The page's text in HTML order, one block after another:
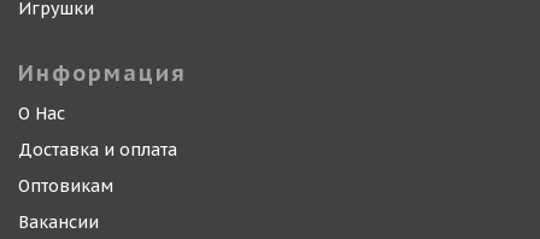
Игрушки
Информация
О Нас
Доставка и оплата
Оптовикам
Вакансии